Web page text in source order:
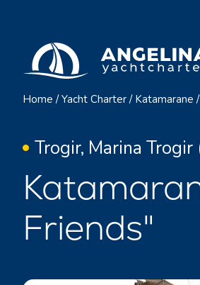
Home / Yacht Charter / Katamarane /
Trogir, Marina Trogir
Friends"